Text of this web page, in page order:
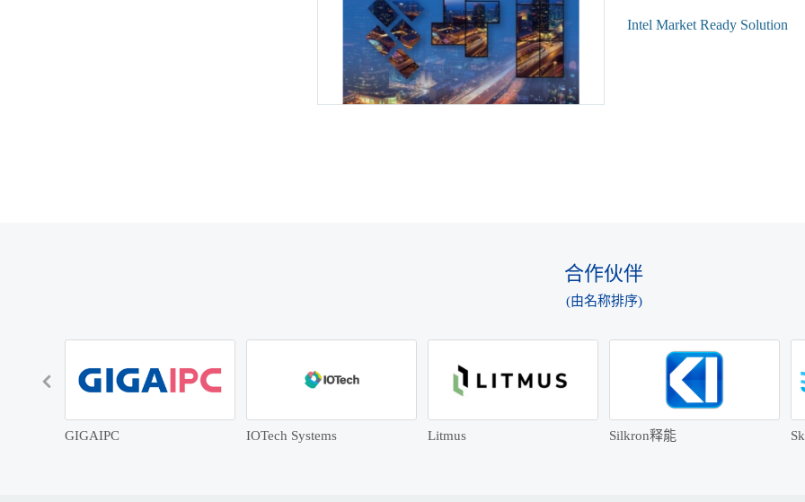
Intel Market Ready Solution
合作伙伴
(由名称排序)
GIGAIPC IOTech Systems Litmus Silkron释能